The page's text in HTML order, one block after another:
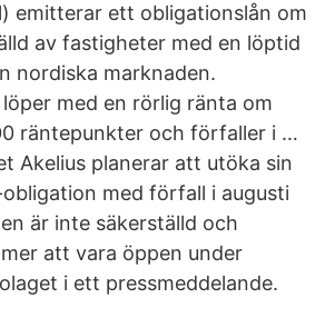
emitterar ett obligationslån om
av fastigheter med en löptid
nordiska marknaden.
med en rörlig ränta om
räntepunkter och förfaller i …
Akelius planerar att utöka sin
obligation med förfall i augusti
är inte säkerställd och
att vara öppen under
i ett pressmeddelande.